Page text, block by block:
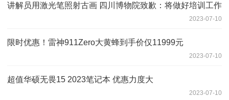
讲解员用激光笔照射古画 四川博物院致歉：将做好培训工作
2023-07-10
限时优惠！雷神911Zero大黄蜂到手价仅11999元
2023-07-10
超值华硕无畏15 2023笔记本 优惠力度大
2023-07-10